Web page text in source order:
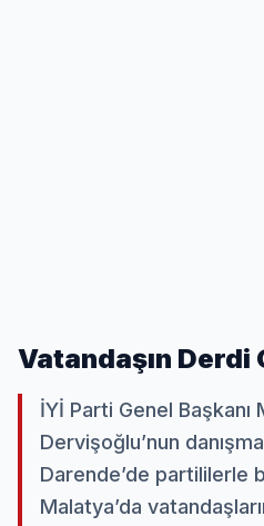
Vatandaşın Derdi
İYİ Parti Genel Başkanı
Dervişoğlu’nun
Darende’de partililerle
Malatya’da